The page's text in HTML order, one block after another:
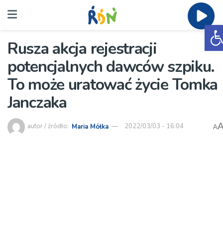
Rusza akcja rejestracji
potencjalnych dawców szpiku.
To może uratować życie Tomka
Janczaka
autor / źródło: Maria Mółka 2022/03/03 - 16:04 A